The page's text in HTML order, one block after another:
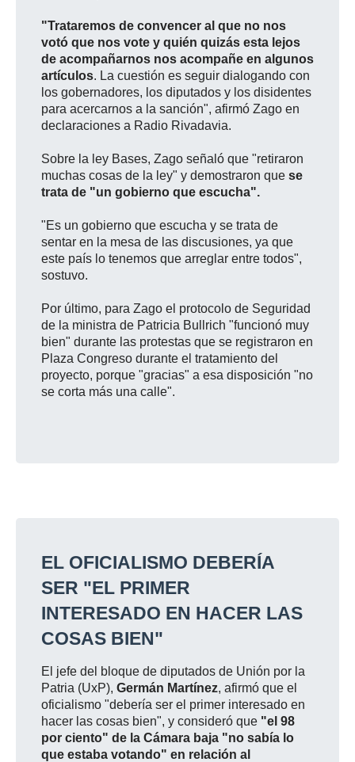
"Trataremos de convencer al que no nos
votó que nos vote y quién quizás esta lejos
de acompañarnos nos acompañe en algunos
artículos. La cuestión es seguir dialogando con
los gobernadores, los diputados y los disidentes
para acercarnos a la sanción", afirmó Zago en
declaraciones a Radio Rivadavia.
Sobre la ley Bases, Zago señaló que "retiraron
muchas cosas de la ley" y demostraron que se
trata de "un gobierno que escucha".
"Es un gobierno que escucha y se trata de
sentar en la mesa de las discusiones, ya que
este país lo tenemos que arreglar entre todos",
sostuvo.
Por último, para Zago el protocolo de Seguridad
de la ministra de Patricia Bullrich "funcionó muy
bien" durante las protestas que se registraron en
Plaza Congreso durante el tratamiento del
proyecto, porque "gracias" a esa disposición "no
se corta más una calle".
EL OFICIALISMO DEBERÍA
SER "EL PRIMER
INTERESADO EN HACER LAS
COSAS BIEN"
El jefe del bloque de diputados de Unión por la
Patria (UxP), Germán Martínez, afirmó que el
oficialismo "debería ser el primer interesado en
hacer las cosas bien", y consideró que "el 98
por ciento" de la Cámara baja "no sabía lo
que estaba votando" en relación al